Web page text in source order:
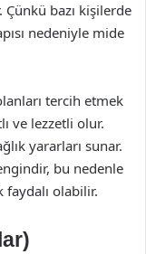
Çünkü bazı kişilerde
nedeniyle mide
tercih etmek
ve lezzetli olur.
yararları sunar.
bu nedenle
olabilir.